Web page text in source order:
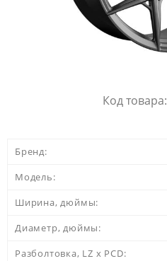
Код товара:
Бренд:
Модель:
Ширина, дюймы:
Диаметр, дюймы:
Разболтовка, LZ x PCD: